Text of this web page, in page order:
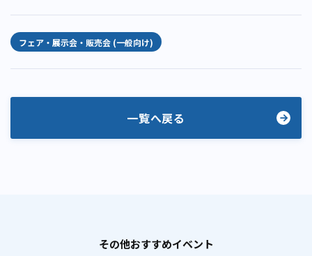
フェア・展示会・販売会 (一般向け)
一覧へ戻る
その他おすすめイベント